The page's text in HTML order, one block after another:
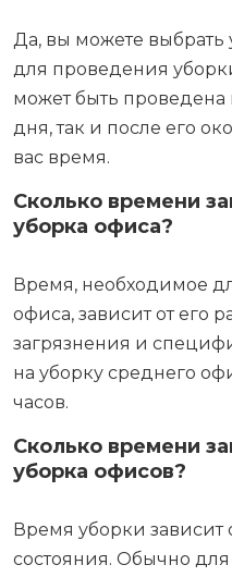
Да, вы можете выбрать
для проведения
может быть проведена
дня, так и после его
вас время.
Сколько времени
уборка офиса?
Время, необходимое
офиса, зависит от его
загрязнения и
на уборку среднего
часов.
Сколько времени
уборка офисов?
Время уборки
состояния. Обычно